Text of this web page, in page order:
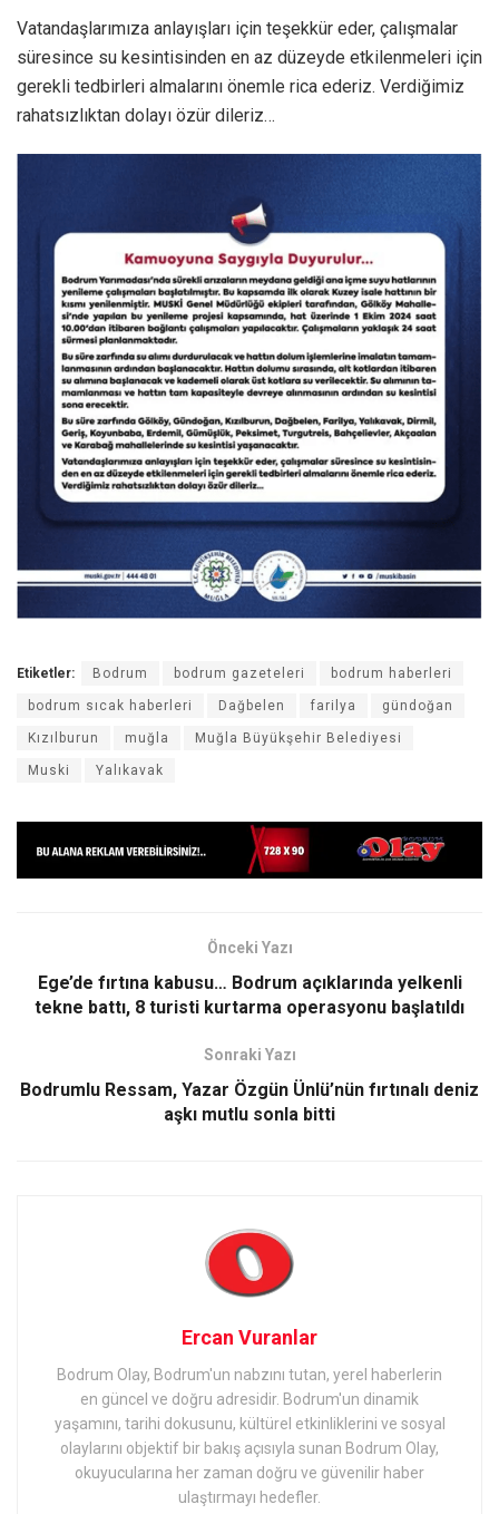
Vatandaşlarımıza anlayışları için teşekkür eder, çalışmalar
süresince su kesintisinden en az düzeyde etkilenmeleri için
gerekli tedbirleri almalarını önemle rica ederiz. Verdiğimiz
rahatsızlıktan dolayı özür dileriz…
Etiketler: Bodrum bodrum gazeteleri bodrum haberleri
bodrum sıcak haberleri Dağbelen farilya gündoğan
Kızılburun muğla Muğla Büyükşehir Belediyesi
Muski Yalıkavak
Önceki Yazı
Ege’de fırtına kabusu… Bodrum açıklarında yelkenli
tekne battı, 8 turisti kurtarma operasyonu başlatıldı
Sonraki Yazı
Bodrumlu Ressam, Yazar Özgün Ünlü’nün fırtınalı deniz
aşkı mutlu sonla bitti
Ercan Vuranlar
Bodrum Olay, Bodrum'un nabzını tutan, yerel haberlerin
en güncel ve doğru adresidir. Bodrum'un dinamik
yaşamını, tarihi dokusunu, kültürel etkinliklerini ve sosyal
olaylarını objektif bir bakış açısıyla sunan Bodrum Olay,
okuyucularına her zaman doğru ve güvenilir haber
ulaştırmayı hedefler.